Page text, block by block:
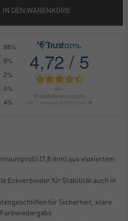
IN DEN WARENKORB
(7,8 mm) aus eloxiertem
Eckverbinder für Stabilität auch in
für Sicherheit, klare